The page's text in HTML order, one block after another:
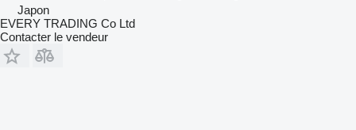
Japon
EVERY TRADING Co Ltd
Contacter le vendeur